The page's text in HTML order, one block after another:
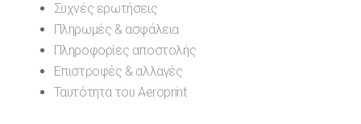
Συχνές ερωτήσεις
Πληρωμές & ασφάλεια
Πληροφορίες αποστολής
Επιστροφές & αλλαγές
Ταυτότητα του Aeroprint